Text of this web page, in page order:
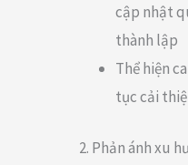
cập nhật
thành lập
Thể hiện
tục cải
Phản ánh xu